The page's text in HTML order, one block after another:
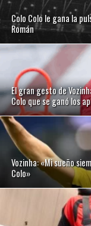
Colo Colo le gana la
Román
El gran gesto de
Colo que se ganó los
Vozinha: «Mi sueño
Colo»